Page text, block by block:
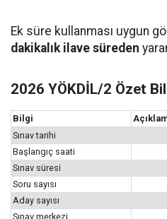
Ek süre kullanması uygun
dakikalık ilave süreden
2026 YÖKDİL/2 Özet
Bilgi
Sınav tarihi
Başlangıç saati
Sınav süresi
Soru sayısı
Aday sayısı
Sınav merkezi